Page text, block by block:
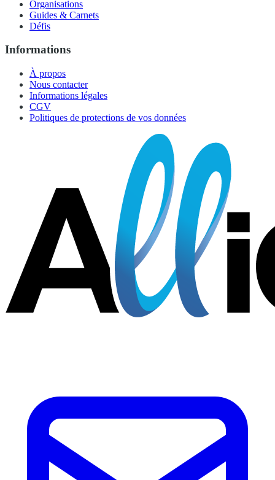
Organisations
Guides & Carnets
Défis
Informations
À propos
Nous contacter
Informations légales
CGV
Politiques de protections de vos données